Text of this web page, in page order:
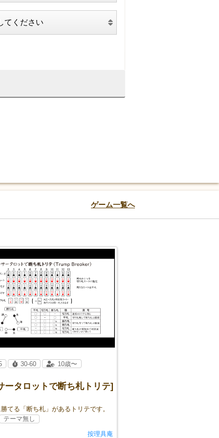
ゲーム一覧へ
ータロットで断ち札トリテ]
てる「断ち札」があるトリテです。
30-60 10歳〜
テーマ無し
按理具庵